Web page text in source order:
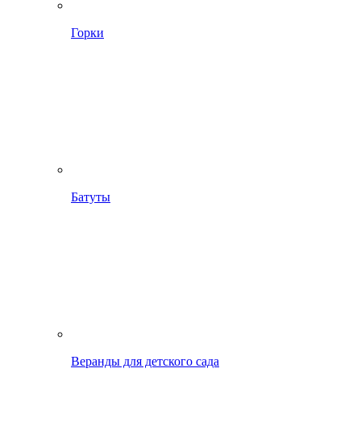
Горки
Батуты
Веранды для детского сада